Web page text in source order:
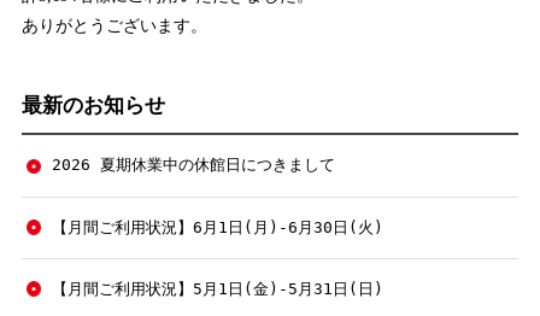
ありがとうございます。
最新のお知らせ
2026 夏期休業中の休館日につきまして
【月間ご利用状況】6月1日(月)-6月30日(火)
【月間ご利用状況】5月1日(金)-5月31日(日)